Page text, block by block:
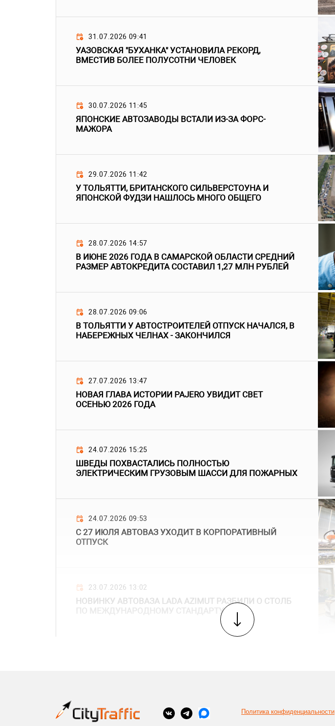
31.07.2026 09:41
УАЗОВСКАЯ "БУХАНКА" УСТАНОВИЛА РЕКОРД,
ВМЕСТИВ БОЛЕЕ ПОЛУСОТНИ ЧЕЛОВЕК
30.07.2026 11:45
ЯПОНСКИЕ АВТОЗАВОДЫ ВСТАЛИ ИЗ-ЗА ФОРС-
МАЖОРА
29.07.2026 11:42
У ТОЛЬЯТТИ, БРИТАНСКОГО СИЛЬВЕРСТОУНА И
ЯПОНСКОЙ ФУДЗИ НАШЛОСЬ МНОГО ОБЩЕГО
28.07.2026 14:57
В ИЮНЕ 2026 ГОДА В САМАРСКОЙ ОБЛАСТИ СРЕДНИЙ
РАЗМЕР АВТОКРЕДИТА СОСТАВИЛ 1,27 МЛН РУБЛЕЙ
28.07.2026 09:06
В ТОЛЬЯТТИ У АВТОСТРОИТЕЛЕЙ ОТПУСК НАЧАЛСЯ, В
НАБЕРЕЖНЫХ ЧЕЛНАХ - ЗАКОНЧИЛСЯ
27.07.2026 13:47
НОВАЯ ГЛАВА ИСТОРИИ PAJERO УВИДИТ СВЕТ
ОСЕНЬЮ 2026 ГОДА
24.07.2026 15:25
ШВЕДЫ ПОХВАСТАЛИСЬ ПОЛНОСТЬЮ
ЭЛЕКТРИЧЕСКИМ ГРУЗОВЫМ ШАССИ ДЛЯ ПОЖАРНЫХ
24.07.2026 09:53
С 27 ИЮЛЯ АВТОВАЗ УХОДИТ В КОРПОРАТИВНЫЙ
ОТПУСК
23.07.2026 13:02
НОВИНКУ АВТОВАЗА LADA AZIMUT РАЗБИЛИ О СТОЛБ
ПО МЕЖДУНАРОДНОМУ СТАНДАРТУ
Политика конфиденциальности